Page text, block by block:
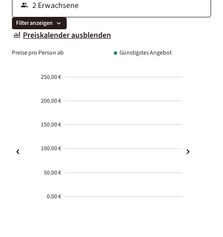
Filter anzeigen
Preiskalender ausblenden
Preise pro Person ab Günstigstes Angebot
250.00 €
200.00 €
150.00 €
100.00 €
50.00 €
0.00 €